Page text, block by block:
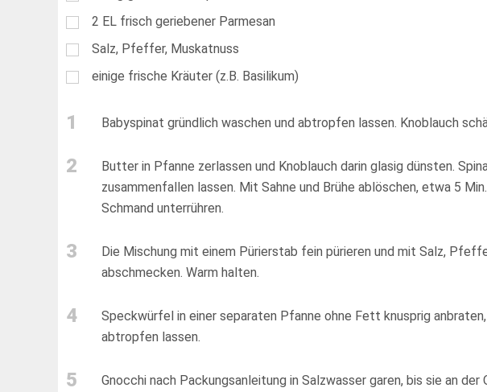
2 EL frisch geriebener Parmesan
Salz, Pfeffer, Muskatnuss
einige frische Kräuter (z.B. Basilikum)
1 Babyspinat gründlich waschen und abtropfen lassen. Knoblauch
2
Butter in Pfanne zerlassen und Knoblauch darin glasig dünsten.
zusammenfallen lassen. Mit Sahne und Brühe ablöschen, etwa 5
Schmand unterrühren.
3
Die Mischung mit einem Pürierstab fein pürieren und mit Salz,
abschmecken. Warm halten.
4
Speckwürfel in einer separaten Pfanne ohne Fett knusprig
abtropfen lassen.
5
Gnocchi nach Packungsanleitung in Salzwasser garen, bis sie an der